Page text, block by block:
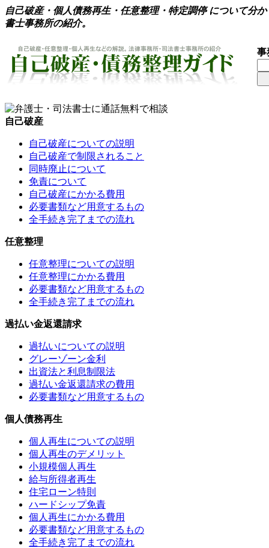
自己破産・個人債務再生・任意整理・特定調停 について分
書士事務所の紹介。
事
自己破産
自己破産についての説明
自己破産で制限されること
同時廃止について
免責について
自己破産にかかる費用
必要書類など用意するもの
全手続き完了までの流れ
任意整理
任意整理についての説明
任意整理にかかる費用
必要書類など用意するもの
全手続き完了までの流れ
過払い金返還請求
過払いについての説明
グレーゾーン金利
出資法と利息制限法
過払い金返還請求の費用
必要書類など用意するもの
個人債務再生
個人再生についての説明
個人再生のデメリット
小規模個人再生
給与所得者再生
住宅ローン特則
ハードシップ免責
個人再生にかかる費用
必要書類など用意するもの
全手続き完了までの流れ